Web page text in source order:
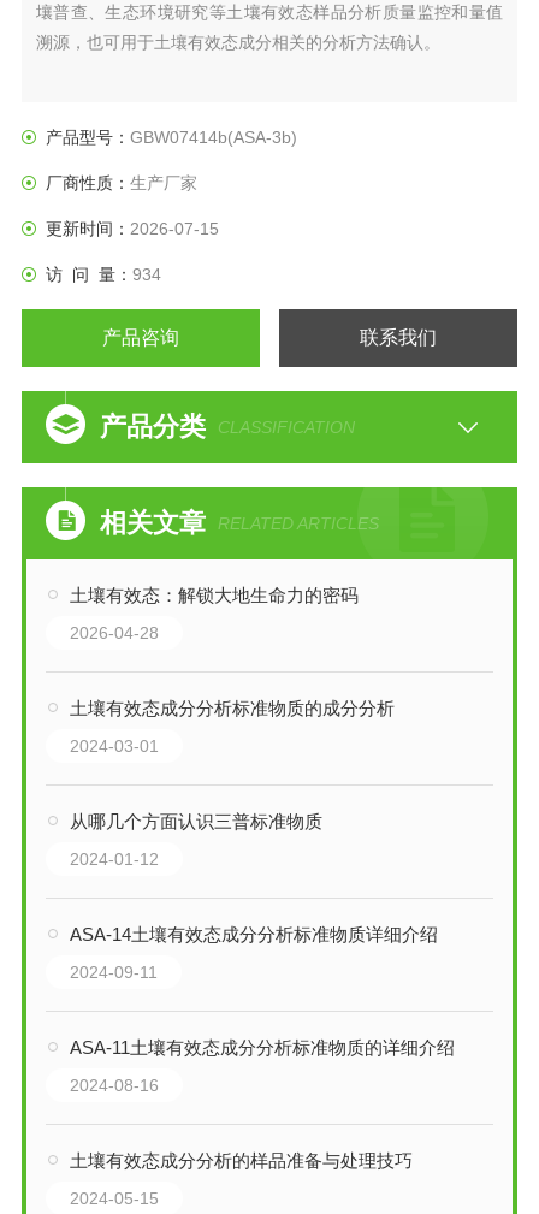
壤普查、生态环境研究等土壤有效态样品分析质量监控和量值
溯源，也可用于土壤有效态成分相关的分析方法确认。
产品型号： GBW07414b(ASA-3b)
厂商性质： 生产厂家
更新时间： 2026-07-15
访 问 量： 934
产品咨询 联系我们
产品分类 CLASSIFICATION
相关文章 RELATED ARTICLES
土壤有效态：解锁大地生命力的密码
2026-04-28
土壤有效态成分分析标准物质的成分分析
2024-03-01
从哪几个方面认识三普标准物质
2024-01-12
ASA-14土壤有效态成分分析标准物质详细介绍
2024-09-11
ASA-11土壤有效态成分分析标准物质的详细介绍
2024-08-16
土壤有效态成分分析的样品准备与处理技巧
2024-05-15